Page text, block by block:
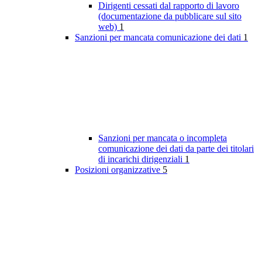
Dirigenti cessati dal rapporto di lavoro
(documentazione da pubblicare sul sito
web) 1
Sanzioni per mancata comunicazione dei dati 1
Sanzioni per mancata o incompleta
comunicazione dei dati da parte dei titolari
di incarichi dirigenziali 1
Posizioni organizzative 5